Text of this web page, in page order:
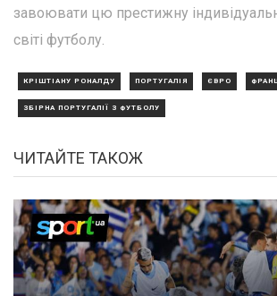
завоювати цю престижну
світі футболу.
КРІШТІАНУ РОНАЛДУ ПОРТУГАЛІЯ ЄВРО
ЗБІРНА ПОРТУГАЛІЇ З ФУТБОЛУ
ЧИТАЙТЕ ТАКОЖ